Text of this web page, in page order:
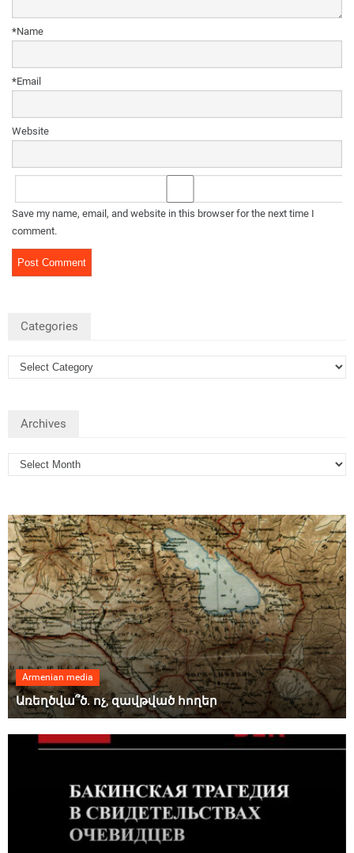
Name
*
Email
*
Website
Save my name, email, and website in this browser for the next time I
comment.
Categories
Archives
Armenian media
Առեղծվա՞ծ. ոչ, զավթված հողեր